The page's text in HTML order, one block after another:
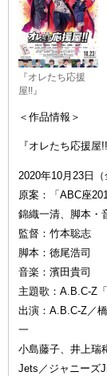
『オレたち応援
屋!!』
＜作品情報＞
『オレたち応援屋!!
2020年10月23日
原案：「ABC座
錦織一清、脚本・
監督：竹本聡志
脚本：徳尾浩司
音楽：濱田貴司
主題歌：A.B.C-Z
出演：A.B.C-Z／
一
小島藤子、井上瑞
Jets／ジャニーズ